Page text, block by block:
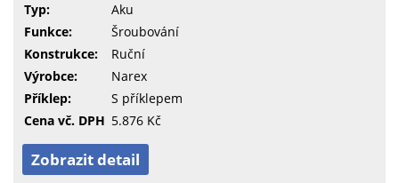
Typ:
Aku
Funkce:
Šroubování
Konstrukce:
Ruční
Výrobce:
Narex
Příklep:
S příklepem
Cena vč. DPH 5.876 Kč
Zobrazit detail